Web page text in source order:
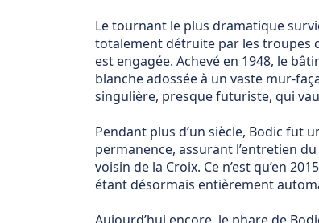
Le tournant le plus dramatique
totalement détruite par les troupes
est engagée. Achevé en 1948, le
blanche adossée à un vaste mur-
singulière, presque futuriste, qui
Pendant plus d’un siècle, Bodic fut
permanence, assurant l’entretien
voisin de la Croix. Ce n’est qu’en
étant désormais entièrement
Aujourd’hui encore, le phare de